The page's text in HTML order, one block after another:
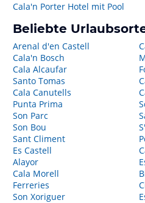
Cala'n Porter Hotel mit Pool
Beliebte
Arenal d'en Castell
Cala'n Bosch
Cala Alcaufar
Santo Tomas
Cala Canutells
Punta Prima
Son Parc
Son Bou
Sant Climent
Es Castell
Alayor
Cala Morell
Ferreries
Son Xoriguer